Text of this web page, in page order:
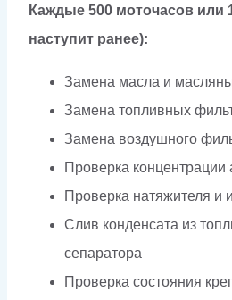
Каждые 500 моточасов или
наступит ранее):
Замена масла и
Замена топливных
Замена воздушного
Проверка концентрации
Проверка натяжителя и
Слив конденсата из
сепаратора
Проверка состояния